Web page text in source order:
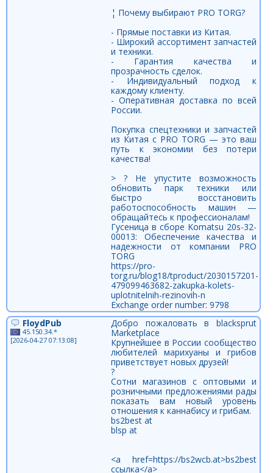
¦ Почему выбирают PRO TORG?
- Прямые поставки из Китая.
- Широкий ассортимент запчастей
и техники.
- Гарантия качества и
прозрачность сделок.
- Индивидуальный подход к
каждому клиенту.
- Оперативная доставка по всей
России.
Покупка спецтехники и запчастей
из Китая с PRO TORG — это ваш
путь к экономии без потери
качества!
> ? Не упустите возможность
обновить парк техники или
быстро восстановить
работоспособность машин —
обращайтесь к профессионалам!
Гусеница в сборе Komatsu 20s-32-
00013: Обеспечение качества и
надежности от компании PRO
TORG
https://pro-
torg.ru/blog18/tproduct/2030157201-
479099463682-zakupka-kolets-
uplotnitelnih-rezinovih-n
Exchange order number: 9798
FloydPub
45.150.34.*
[2026-04-27 07:13:08]
Добро пожаловать в blacksprut
Marketplace
Крупнейшее в России сообщество
любителей марихуаны и грибов
приветствует новых друзей!
?
Сотни магазинов с оптовыми и
розничными предложениями рады
показать вам новый уровень
отношения к каннабису и грибам.
bs2best at
blsp at
<a href=https://bs2wcb.at>bs2best
ссылка</a>